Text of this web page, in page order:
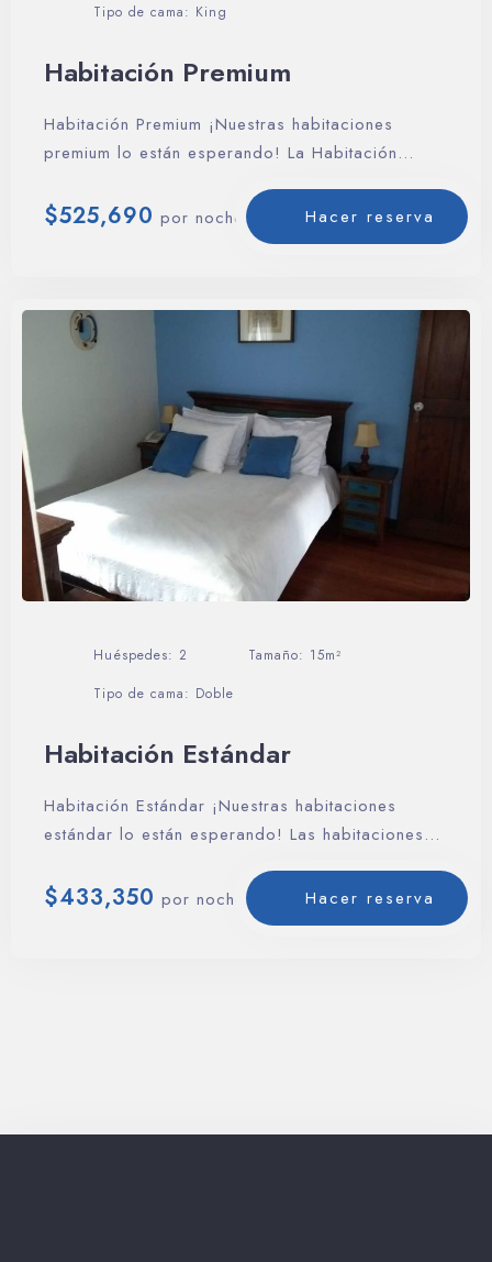
Habitación Premium
Habitación Premium ¡Nuestras habitaciones
premium lo están esperando! La Habitación
Tipo de cama: King
$525,690 por noche Hacer reserva
Habitación Estándar
Habitación Estándar ¡Nuestras habitaciones
estándar lo están esperando! Las habitaciones
Huéspedes: 2 Tamaño: 15m²
Tipo de cama: Doble
$433,350 por noche Hacer reserva
Buscar